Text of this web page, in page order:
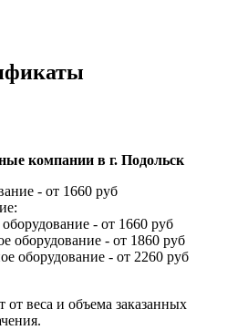
компании в г. Подольск
- от 1660 руб
- от 1660 руб
оборудование - от 1860 руб
оборудование - от 2260 руб
от веса и объема заказанных